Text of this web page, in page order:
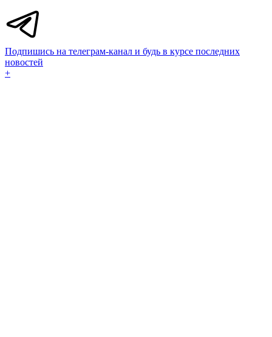
Подпишись на телеграм-канал и будь в курсе последних
новостей
+